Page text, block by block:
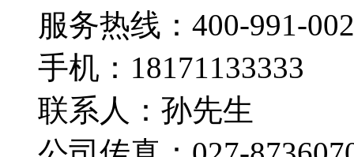
服务热线：400-991-
手机：18171133333
联系人：孙先生